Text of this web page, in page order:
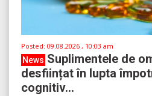
Posted: 09.08.2026 , 10:03 am
News Suplimentele de
desființat în lupta
cognitiv...